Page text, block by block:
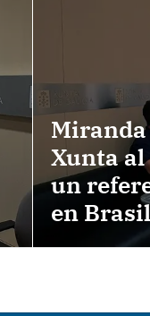
Miranda
Xunta al
un
en Brasil